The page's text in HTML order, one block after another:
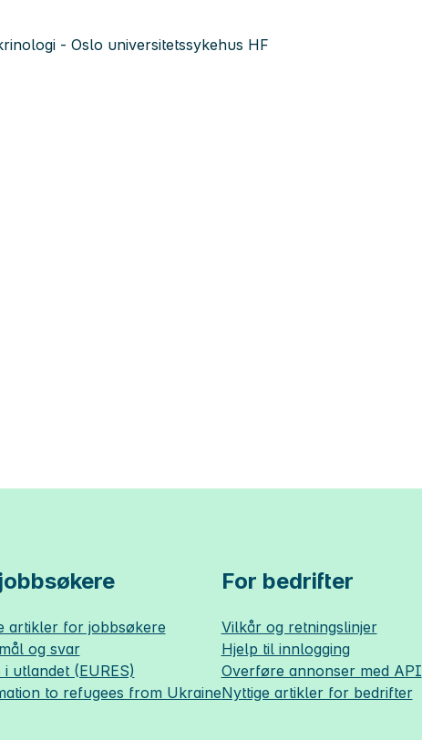
- Oslo universitetssykehus HF
artikler for jobbsøkere
og svar
utlandet (EURES)
to refugees from Ukraine
For bedrifter
Vilkår og retningslinjer
Hjelp til innlogging
Overføre annonser med API
Nyttige artikler for bedrifter